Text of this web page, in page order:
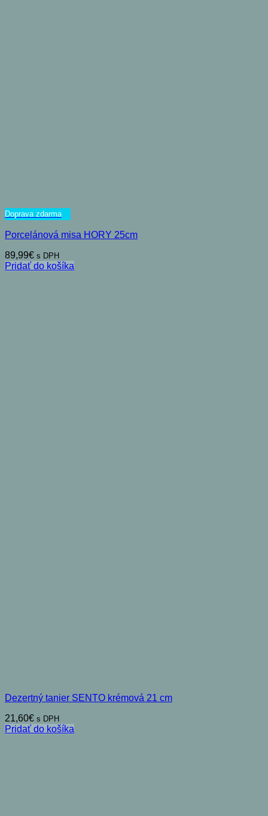
Doprava zdarma
Porcelánová misa HORY 25cm
89,99€ s DPH
Pridať do košíka
Dezertný tanier SENTO krémová 21 cm
21,60€ s DPH
Pridať do košíka